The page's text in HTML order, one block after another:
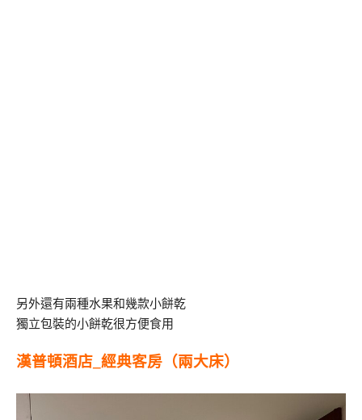
另外還有兩種水果和幾款小餅乾
獨立包裝的小餅乾很方便食用
漢普頓酒店_經典客房（兩大床）